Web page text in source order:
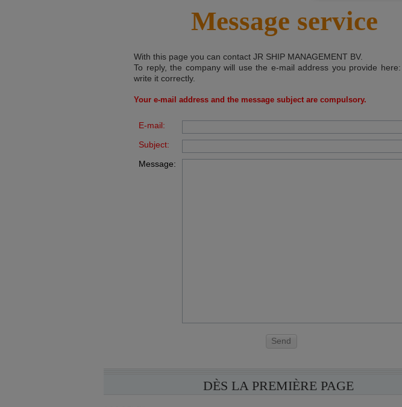
Message service
With this page you can contact JR SHIP MANAGEMENT BV.
To reply, the company will use the e-mail address you provide here:
write it correctly.
Your e-mail address and the message subject are compulsory.
E-mail:
Subject:
Message:
Send
DÈS LA PREMIÈRE PAGE